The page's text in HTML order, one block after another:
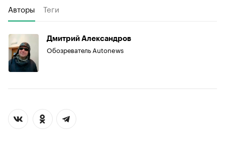
Авторы Теги
Дмитрий Александров
Обозреватель Autonews